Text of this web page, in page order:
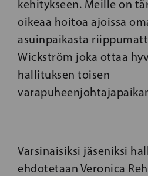
kehitykseen. Meille on
oikeaa hoitoa ajoissa
asuinpaikasta
Wickström joka ottaa
hallituksen toisen
Varsinaisiksi jäseniksi
ehdotetaan Veronica